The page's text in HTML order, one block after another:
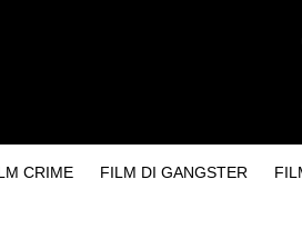
CRIME FILM DI GANGSTER